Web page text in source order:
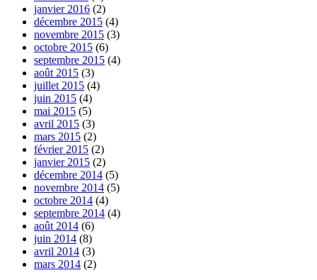
janvier 2016 (2)
décembre 2015 (4)
novembre 2015 (3)
octobre 2015 (6)
septembre 2015 (4)
août 2015 (3)
juillet 2015 (4)
juin 2015 (4)
mai 2015 (5)
avril 2015 (3)
mars 2015 (2)
février 2015 (2)
janvier 2015 (2)
décembre 2014 (5)
novembre 2014 (5)
octobre 2014 (4)
septembre 2014 (4)
août 2014 (6)
juin 2014 (8)
avril 2014 (3)
mars 2014 (2)